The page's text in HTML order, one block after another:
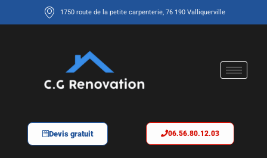
1750 route de la petite carpenterie, 76 190 Valliquerville
Devis gratuit 06.56.80.12.03